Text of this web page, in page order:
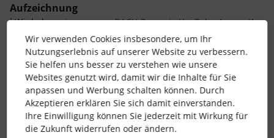
Aufzeichnung
ℹ️Wir haben einen neuenDACH-Personio-YouTube-Account!
Am besten abonniert Ihr diesen direkt, um immer auf dem
Laufenden zu bleiben und als Erstes über die neuesten
Aufzeichnungen informiert zu werden.
Frage aus dem PPU:
Wir haben innerhalb der Abwesenheit Krankheiten,
mehrere Krankheiten hinterlegt, z.B. Krank ohne
Wir verwenden Cookies insbesondere, um Ihr
Nutzungserlebnis auf unserer Website zu verbessern.
Sie helfen uns besser zu verstehen wie unsere
Websites genutzt wird, damit wir die Inhalte für Sie
anpassen und Werbung schalten können. Durch
Akzeptieren erklären Sie sich damit einverstanden.
Ihre Einwilligung können Sie jederzeit mit Wirkung für
die Zukunft widerrufen oder ändern.